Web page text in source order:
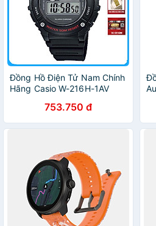
Đồng Hồ Điện Tử Nam Chính
Hãng Casio W-216H-1AV
753.750 đ